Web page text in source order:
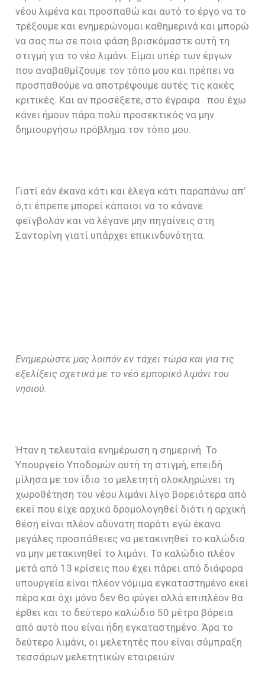
νέου λιμένα και προσπαθώ και αυτό το έργο να το
τρέξουμε και ενημερώνομαι καθημερινά και μπορώ
να σας πω σε ποια φάση βρισκόμαστε αυτή τη
στιγμή για το νέο λιμάνι. Είμαι υπέρ των έργων
που αναβαθμίζουμε τον τόπο μου και πρέπει να
προσπαθούμε να αποτρέψουμε αυτές τις κακές
κριτικές. Και αν προσέξετε, στο έγραφα που έχω
κάνει ήμουν πάρα πολύ προσεκτικός να μην
δημιουργήσω πρόβλημα τον τόπο μου.
Γιατί εάν έκανα κάτι και έλεγα κάτι παραπάνω απ’
ό,τι έπρεπε μπορεί κάποιοι να το κάνανε
φεϊγβολάν και να λέγανε μην πηγαίνεις στη
Σαντορίνη γιατί υπάρχει επικινδυνότητα.
Ενημερώστε μας λοιπόν εν τάχει τώρα και για τις
εξελίξεις σχετικά με το νέο εμπορικό λιμάνι του
νησιού.
Ήταν η τελευταία ενημέρωση η σημερινή. Το
Υπουργείο Υποδομών αυτή τη στιγμή, επειδή
μίλησα με τον ίδιο το μελετητή ολοκληρώνει τη
χωροθέτηση του νέου λιμάνι λίγο βορειότερα από
εκεί που είχε αρχικά δρομολογηθεί διότι η αρχική
θέση είναι πλέον αδύνατη παρότι εγώ έκανα
μεγάλες προσπάθειες να μετακινηθεί το καλώδιο
να μην μετακινηθεί το λιμάνι. Το καλώδιο πλέον
μετά από 13 κρίσεις που έχει πάρει από διάφορα
υπουργεία είναι πλέον νόμιμα εγκαταστημένο εκεί
πέρα και όχι μόνο δεν θα φύγει αλλά επιπλέον θα
έρθει και το δεύτερο καλώδιο 50 μέτρα βόρεια
από αυτό που είναι ήδη εγκαταστημένο. Άρα το
δεύτερο λιμάνι, οι μελετητές που είναι σύμπραξη
τεσσάρων μελετητικών εταιρειών